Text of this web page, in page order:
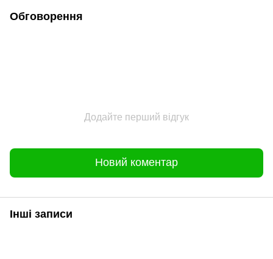
Обговорення
Додайте перший відгук
Новий коментар
Інші записи